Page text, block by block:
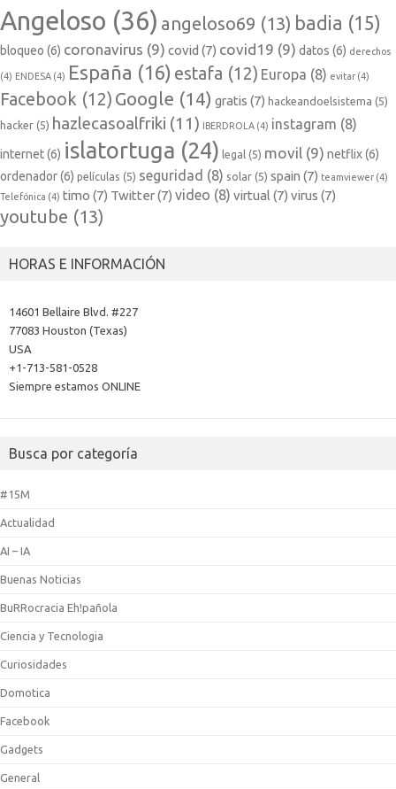
Angeloso (36) angeloso69 (13) badia (15)
bloqueo (6) coronavirus (9) covid (7) covid19 (9) datos (6) derechos
(4) ENDESA (4) España (16) estafa (12) Europa (8) evitar (4)
Facebook (12) Google (14) gratis (7) hackeandoelsistema (5)
hacker (5) hazlecasoalfriki (11) IBERDROLA (4) instagram (8)
internet(6) islatortuga (24) legal (5) movil (9) netflix(6)
ordenador(6) películas (5) seguridad (8) solar (5) spain (7) teamviewer (4)
Telefónica (4) timo (7) Twitter(7) video (8) virtual (7) virus (7)
youtube (13)
HORAS E INFORMACIÓN
14601 Bellaire Blvd. #227
77083 Houston (Texas)
USA
+1-713-581-0528
Siempre estamos ONLINE
Busca por categoría
#15M
Actualidad
AI – IA
Buenas Noticias
BuRRocracia Eh!pañola
Ciencia y Tecnologia
Curiosidades
Domotica
Facebook
Gadgets
General